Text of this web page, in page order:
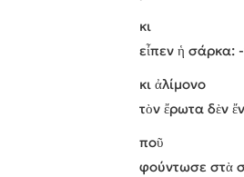
κι
εἶπεν ἡ σάρκα:
κι ἀλίμονο
τὸν ἔρωτα δὲν
ποῦ
φούντωσε στὰ